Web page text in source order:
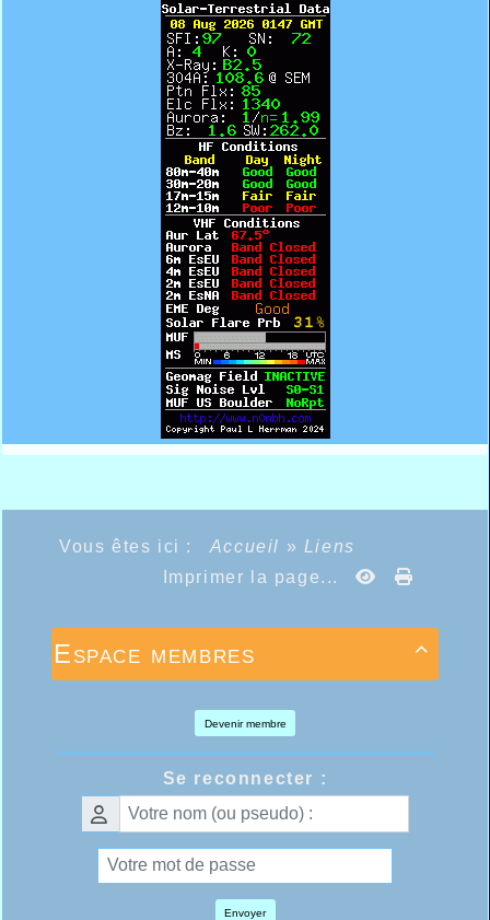
Vous êtes ici : Accueil » Liens
Imprimer la page...

Espace membres
Devenir membre
Se reconnecter :
Envoyer